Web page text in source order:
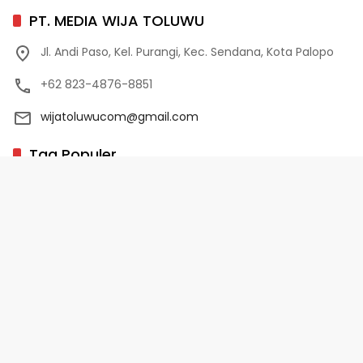
PT. MEDIA WIJA TOLUWU
Jl. Andi Paso, Kel. Purangi, Kec. Sendana, Kota Palopo
+62 823-4876-8851
wijatoluwucom@gmail.com
Tag Populer